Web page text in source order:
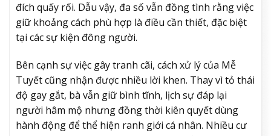
đích quấy rối. Dẫu vậy, đa số vẫn đồng tình rằng việc
giữ khoảng cách phù hợp là điều cần thiết, đặc biệt
tại các sự kiện đông người.
Bên cạnh sự việc gây tranh cãi, cách xử lý của Mễ
Tuyết cũng nhận được nhiều lời khen. Thay vì tỏ thái
độ gay gắt, bà vẫn giữ bình tĩnh, lịch sự đáp lại
người hâm mộ nhưng đồng thời kiên quyết dùng
hành động để thể hiện ranh giới cá nhân. Nhiều cư